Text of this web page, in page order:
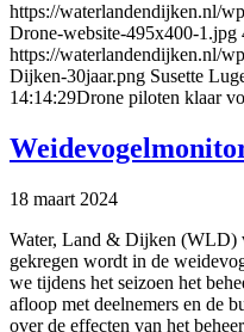
https://waterlandendijken.nl/
Drone-website-495x400-1.jpg
https://waterlandendijken.nl/
Dijken-30jaar.png Susette
14:14:29Drone piloten klaar
18 maart 2024
Water, Land & Dijken (WLD)
gekregen wordt in de
we tijdens het seizoen het
afloop met deelnemers en de
over de effecten van het